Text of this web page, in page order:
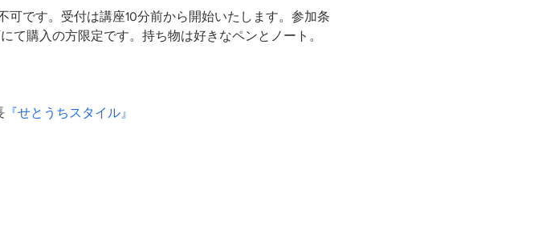
可です。受付は講座10分前から開始いたします。参加条
て購入の方限定です。持ち物は好きなペンとノート。
『せとうちスタイル』